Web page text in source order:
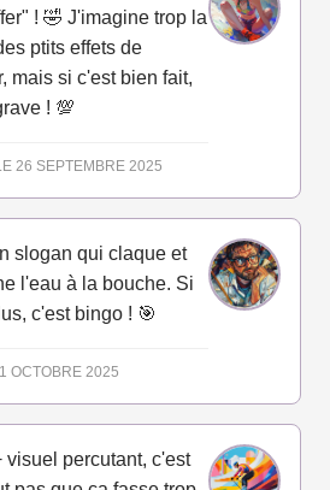
! 🤣 J'imagine trop la
ptits effets de
mais si c'est bien fait,
! 💯
26 SEPTEMBRE 2025
slogan qui claque et
l'eau à la bouche. Si
c'est bingo ! 🎯
OCTOBRE 2025
visuel percutant, c'est